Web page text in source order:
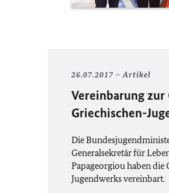
26.07.2017 Artikel
Vereinbarung
Griechischen-
Die
Generalsekretär für
Papageorgiou haben
Jugendwerks vereinbart.